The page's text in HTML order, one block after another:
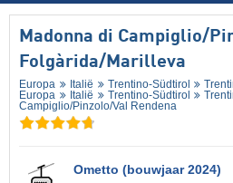
Madonna di Campiglio/​
Folgàrida/​Marilleva
Europa Italië Trentino-Südtirol
Europa
Italië Trentino-Südtirol
Campiglio/​Pinzolo/​Val Rendena
Ometto (bouwjaar 2024)